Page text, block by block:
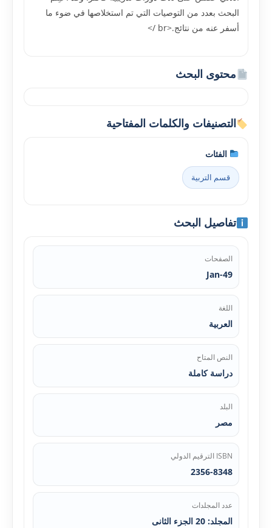
البحث بعدد من التوصيات التي تم استخلاصها في ضوء ما
أسفر عنه من نتائج.<br />
محتوى البحث
التصنيفات والكلمات المفتاحية
الفئات
قسم التربية
تفاصيل البحث
الصفحات
Jan-49
اللغة
العربية
النص المتاح
دراسة كاملة
البلد
مصر
ISBN الترقيم الدولي
2356-8348
عدد المجلدات
المجلد: 20 الجزء الثانی